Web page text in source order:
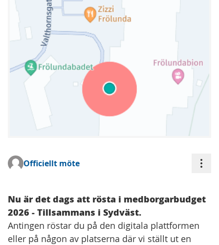
(Extern länk)
Officiellt möte
Nu är det dags att rösta i medborgarbudget
2026 - Tillsammans i Sydväst.
Antingen röstar du på den digitala plattformen
eller på någon av platserna där vi ställt ut en